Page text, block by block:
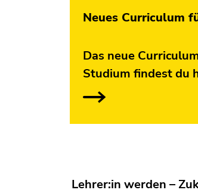
Neues Curriculum
Das neue
Studium findest du
Lehrer:in werden –